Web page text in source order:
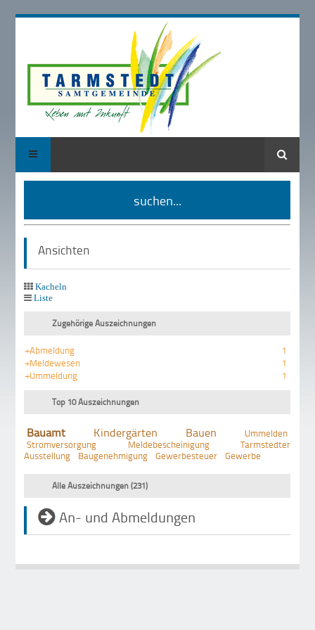
Suche
suchen...
Ansichten
Kacheln
Liste
Zugehörige Auszeichnungen
+Abmeldung
1
+Meldewesen
1
+Ummeldung
1
Top 10 Auszeichnungen
Bauamt Kindergärten Bauen
Ummelden
Stromversorgung
Meldebescheinigung
Tarmstedter
Ausstellung
Baugenehmigung Gewerbesteuer Gewerbe
Alle Auszeichnungen (231)
An- und Abmeldungen